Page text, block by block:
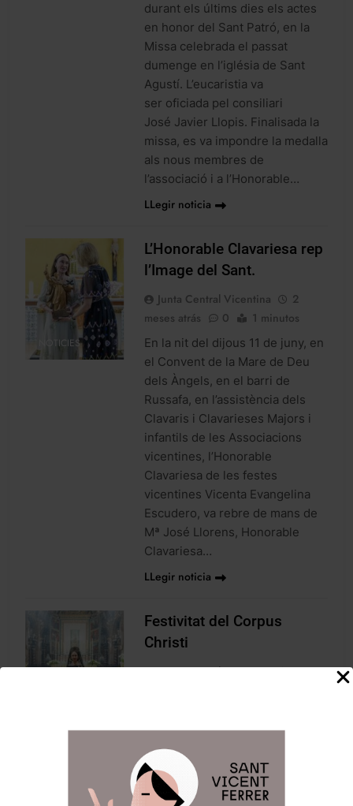
durant els últims dies els actes
en honor del Sant Patró, en la
Missa celebrada el passat
dumenge en l’iglésia de Sant
Agustí. L’eucaristia va
ser oficiada pel consiliari
José Javier Llopis. Finalisada la
missa, es va impondre la medalla
als nous membres de
l’associació i a l’Honorable…
LLegir noticia
NOTICIES
L’Honorable Clavariesa rep
l’Image del Sant.
Junta Central Vicentina
2
meses atrás
0 1 minutos
En la nit del dijous 11 de juny, en
el Convent de la Mare de Deu
dels Àngels, en el barri de
Russafa, en l’assistència dels
Clavaris i Clavarieses Majors i
infantils de les Associacions
vicentines, l’Honorable
Clavariesa de les festes
vicentines Vicenta Evangelina
Escudero, va rebre de mans de
Mª José Llorens, Honorable
Clavariesa…
LLegir noticia
Festivitat del Corpus
Christi
Junta Central Vicentina
2
Clavariesa va assistir, a les 10:00
h, a la Solemne Missa Pontifical
en la Catedral de Valéncia,
celebrada per l’arquebisbe